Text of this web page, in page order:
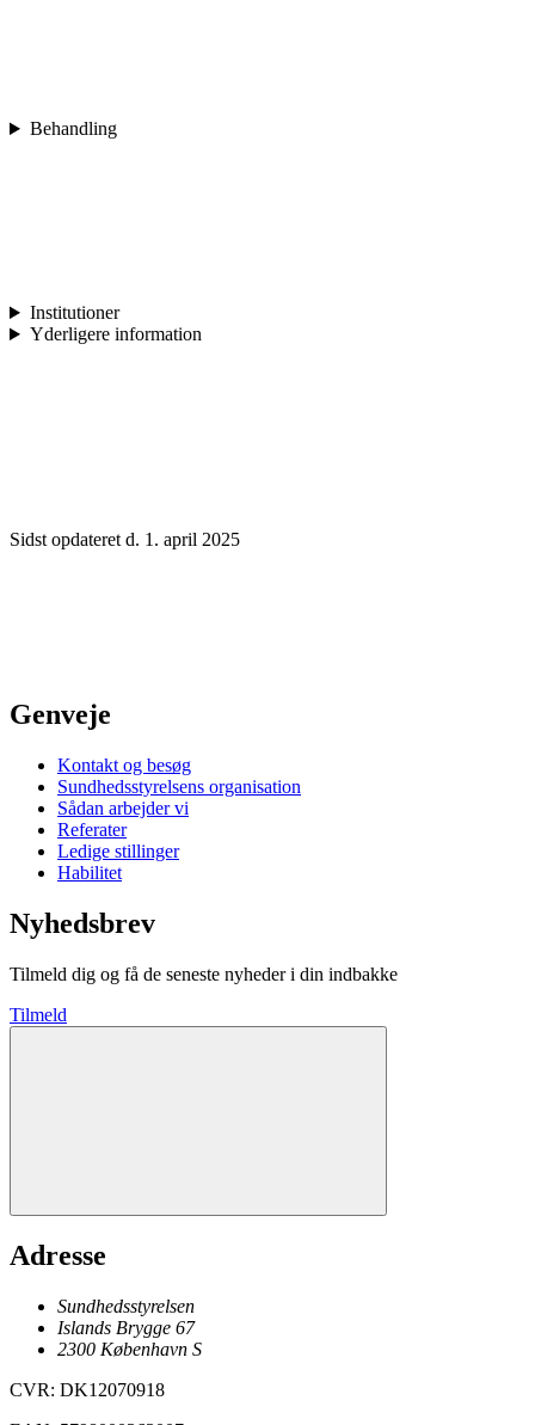
Behandling
Institutioner
Yderligere information
Sidst opdateret d. 1. april 2025
Genveje
Kontakt og besøg
Sundhedsstyrelsens organisation
Sådan arbejder vi
Referater
Ledige stillinger
Habilitet
Nyhedsbrev
Tilmeld dig og få de seneste nyheder i din indbakke
Tilmeld
Adresse
Sundhedsstyrelsen
Islands Brygge 67
2300 København S
CVR: DK12070918